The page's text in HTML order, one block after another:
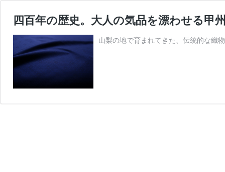
四百年の歴史。大人の気品を漂わせる甲
山梨の地で育まれてきた、伝統的な織